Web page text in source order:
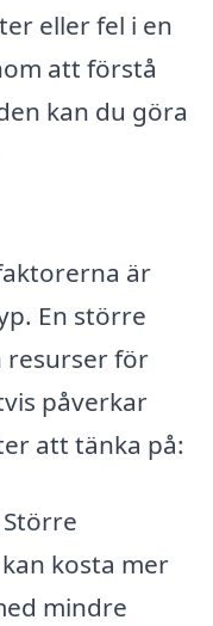
eller fel i en
att förstå
kan du göra
är
En större
resurser för
påverkar
att tänka på:
Större
kosta mer
mindre